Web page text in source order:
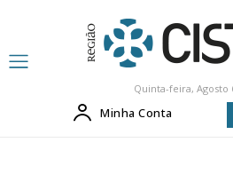
Quinta-feira, Agosto
Minha Conta